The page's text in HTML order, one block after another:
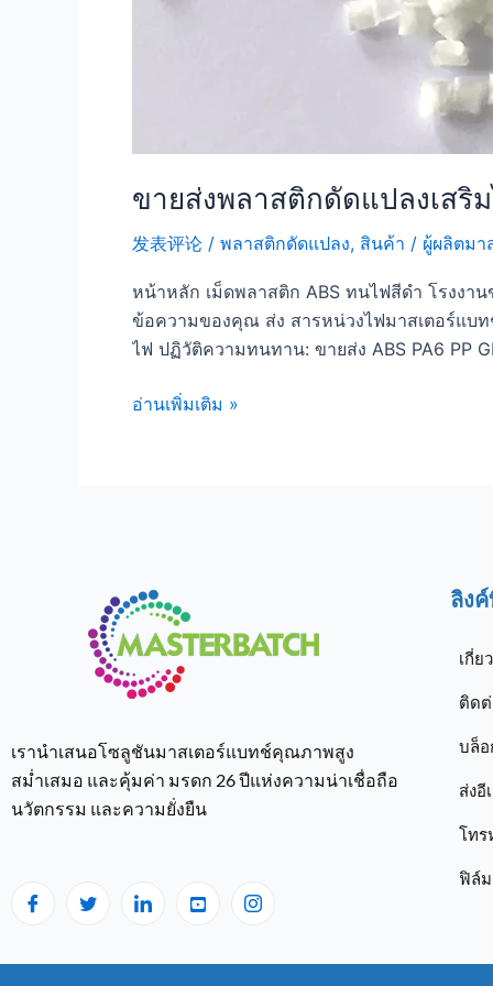
ขายส่งพลาสติกดัดแปลงเสริ
发表评论 / พลาสติกดัดแปลง, สินค้า / ผู้ผลิตมา
หน้าหลัก เม็ดพลาสติก ABS ทนไฟสีดำ โรงงา
ข้อความของคุณ ส่ง สารหน่วงไฟมาสเตอร์แบ
ไฟ ปฏิวัติความทนทาน: ขายส่ง ABS PA6 PP
อ่านเพิ่มเติม »
เรานำเสนอโซลูชันมาสเตอร์แบทช์คุณภาพสูง
สม่ำเสมอ และคุ้มค่า มรดก 26 ปีแห่งความน่าเชื่อถือ
นวัตกรรม และความยั่งยืน
ลิง
เกี่ย
ติด
บล็อ
ส่งอี
โทร
ฟิล์ม